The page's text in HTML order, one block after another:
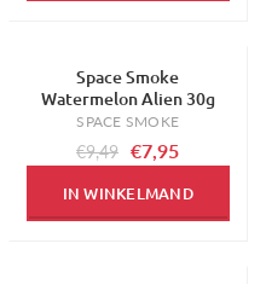
Space Smoke
Watermelon Alien 30g
SPACE SMOKE
€9,49 €7,95
IN WINKELMAND